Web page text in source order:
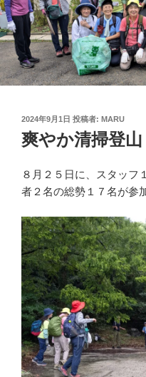
投
稿
日:
2024年9月1日 投稿者: MARU
爽やか清掃登山
８月２５日に、スタッフ
者２名の総勢１７名が参